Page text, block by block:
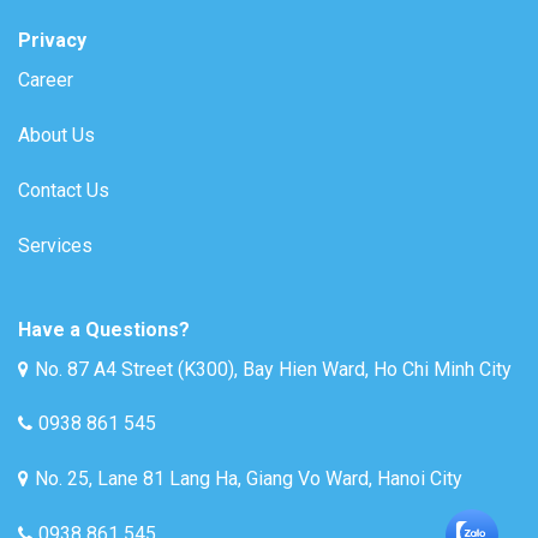
Privacy
Career
About Us
Contact Us
Services
Have a Questions?
No. 87 A4 Street (K300), Bay Hien Ward, Ho Chi Minh City
0938 861 545
No. 25, Lane 81 Lang Ha, Giang Vo Ward, Hanoi City